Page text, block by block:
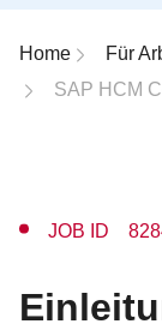
Breadcrumb-
Home
Für
SAP HCM
JOB ID